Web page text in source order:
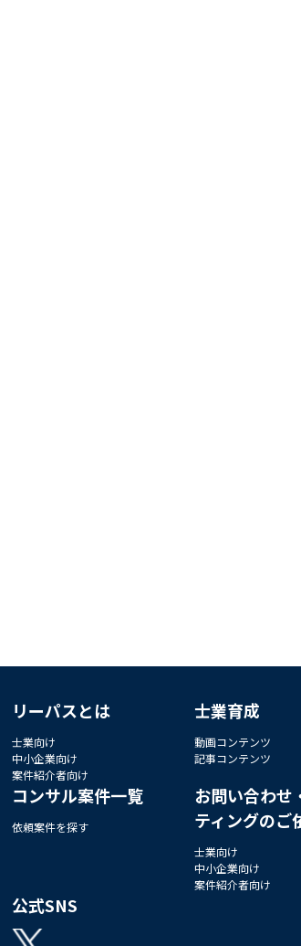
リーパスとは
士業向け
中小企業向け
案件紹介者向け
士業育成
動画コンテンツ
記事コンテンツ
コンサル案件一覧
依頼案件を探す
お問い合わせ
ティングのご
士業向け
中小企業向け
案件紹介者向け
公式SNS